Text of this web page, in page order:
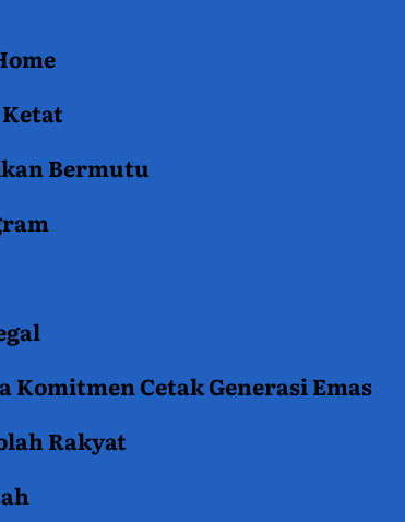
Bermutu
Komitmen Cetak Generasi Emas
Rakyat